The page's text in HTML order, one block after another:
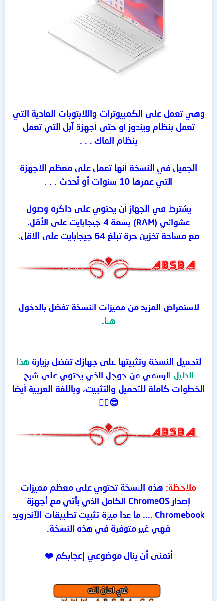
وهي تعمل على الكمبيوترات واللابتوبات العادية التي
تعمل بنظام ويندوز أو حتى أجهزة آبل التي تعمل
بنظام الماك . . .
الجميل في النسخة أنها تعمل على معظم الأجهزة
التي عمرها 10 سنوات أو أحدث . . .
يشترط في الجهاز أن يحتوي على ذاكرة وصول
عشوائي (RAM) بسعة 4 جيجابايت على الأقل.
مع مساحة تخزين حرة تبلغ 64 جيجابايت على الأقل.
لاستعراض المزيد من مميزات النسخة تفضل بالدخول
هنا.
لتحميل النسخة وتثبيتها على جهازك تفضل بزيارة هذا
الدليل الرسمي من جوجل الذي يحتوي على شرح
الخطوات كاملة للتحميل والتثبيت، وباللغة العربية أيضاً
😎👌🏻
ملاحظة: هذه النسخة تحتوي على معظم مميزات
إصدار ChromeOS الكامل الذي يأتي مع أجهزة
Chromebook .... ما عدا ميزة تثبيت تطبيقات الآندرويد
فهي غير متوفرة في هذه النسخة.
أتمنى أن ينال موضوعي إعجابكم ❤️